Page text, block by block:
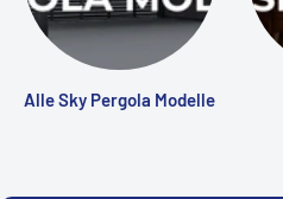
Alle Sky Pergola Modelle